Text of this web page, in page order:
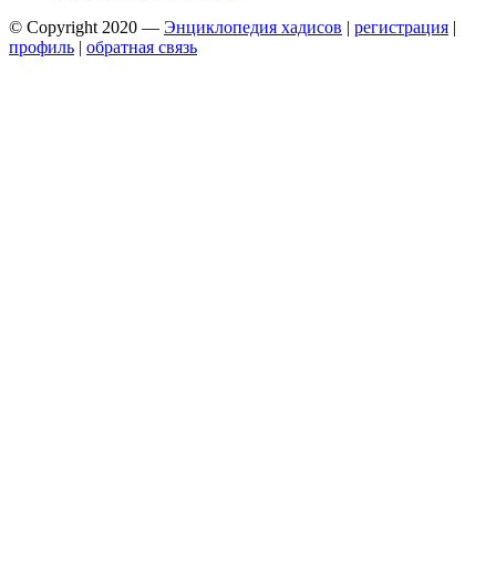
© Copyright 2020 — Энциклопедия хадисов | регистрация |
профиль | обратная связь